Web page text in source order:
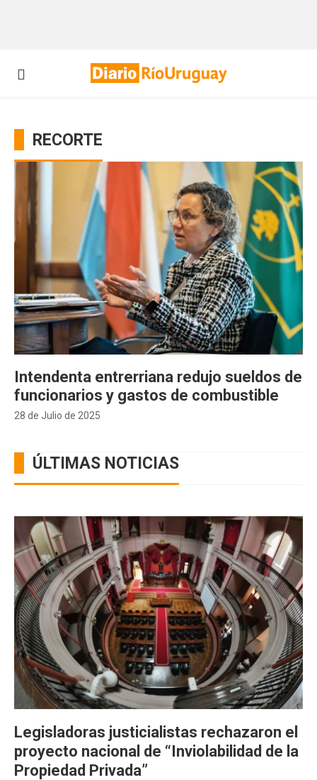
RECORTE
28 de Julio de 2025
Intendenta entrerriana redujo sueldos de
funcionarios y gastos de combustible
ÚLTIMAS NOTICIAS
Legisladoras justicialistas rechazaron el
proyecto nacional de “Inviolabilidad de la
Propiedad Privada”